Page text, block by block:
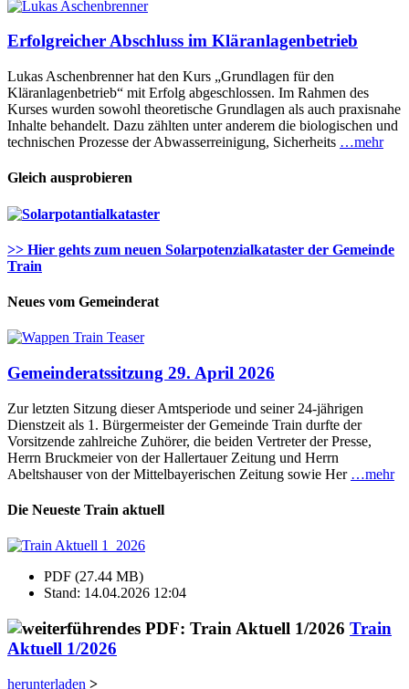
Erfolgreicher Abschluss im Kläranlagenbetrieb
Lukas Aschenbrenner hat den Kurs „Grundlagen für den
Kläranlagenbetrieb“ mit Erfolg abgeschlossen. Im Rahmen des
Kurses wurden sowohl theoretische Grundlagen als auch praxisnahe
Inhalte behandelt. Dazu zählten unter anderem die biologischen und
technischen Prozesse der Abwasserreinigung, Sicherheits …mehr
Gleich ausprobieren
>> Hier gehts zum neuen Solarpotenzialkataster der Gemeinde
Train
Neues vom Gemeinderat
Gemeinderatssitzung 29. April 2026
Zur letzten Sitzung dieser Amtsperiode und seiner 24-jährigen
Dienstzeit als 1. Bürgermeister der Gemeinde Train durfte der
Vorsitzende zahlreiche Zuhörer, die beiden Vertreter der Presse,
Herrn Bruckmeier von der Hallertauer Zeitung und Herrn
Abeltshauser von der Mittelbayerischen Zeitung sowie Her …mehr
Die Neueste Train aktuell
PDF (27.44 MB)
Stand: 14.04.2026 12:04
Train
Aktuell 1/2026
herunterladen >